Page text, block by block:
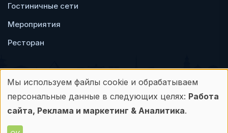
Гостиничные сети
Мероприятия
Ресторан
Пользовательское
соглашение
Политика
конфиденциальности
Использование
персональных
Мы используем файлы cookie и обрабатываем
персональные данные в следующих целях: Работа
сайта, Реклама и маркетинг & Аналитика.